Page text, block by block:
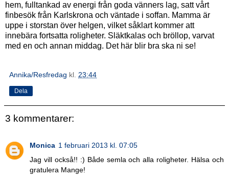
hem, fulltankad av energi från goda vänners lag, satt vårt
finbesök från Karlskrona och väntade i soffan. Mamma är
uppe i storstan över helgen, vilket såklart kommer att
innebära fortsatta roligheter. Släktkalas och bröllop, varvat
med en och annan middag. Det här blir bra ska ni se!
Annika/Resfredag kl. 23:44
Dela
3 kommentarer:
Monica 1 februari 2013 kl. 07:05
Jag vill också!! :) Både semla och alla roligheter. Hälsa och
gratulera Mange!